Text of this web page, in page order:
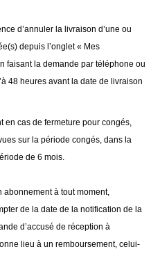
d’annuler la livraison d’une ou
depuis l’onglet « Mes
faisant la demande par téléphone ou
48 heures avant la date de livraison
en cas de fermeture pour congés,
sur la période congés, dans la
de 6 mois.
à tout moment,
de la date de la notification de la
d’accusé de réception à
lieu à un remboursement, celui-